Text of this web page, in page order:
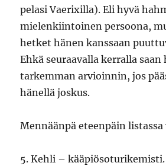
pelasi Vaerixilla). Eli hyvä
mielenkiintoinen persoona,
hetket hänen kanssaan
Ehkä seuraavalla kerralla saan
tarkemman arvioinnin, jos
hänellä joskus.
Mennäänpä eteenpäin
5. Kehli –